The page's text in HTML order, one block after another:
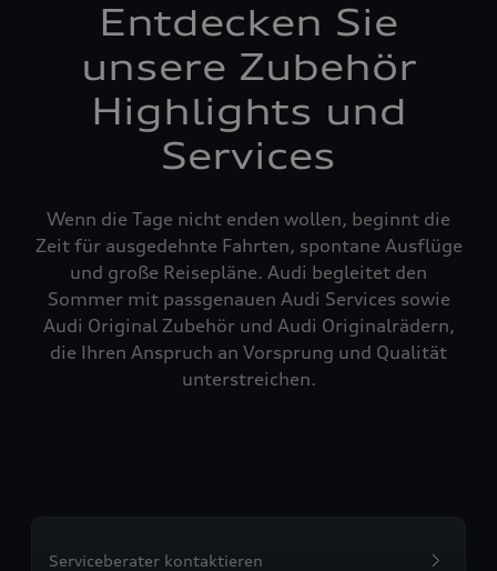
Entdecken Sie
unsere Zubehör
Highlights und
Services
Wenn die Tage nicht enden wollen, beginnt die
Zeit für ausgedehnte Fahrten, spontane Ausflüge
und große Reisepläne. Audi begleitet den
Sommer mit passgenauen Audi Services sowie
Audi Original Zubehör und Audi Originalrädern,
die Ihren Anspruch an Vorsprung und Qualität
unterstreichen.
Serviceberater kontaktieren